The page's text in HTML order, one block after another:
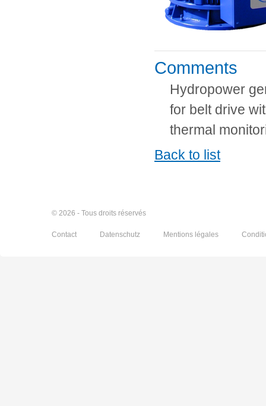
Comments
Hydropower
for belt drive
thermal
Back to list
© 2026 - Tous droits réservés
Contact Datenschutz Mentions légales